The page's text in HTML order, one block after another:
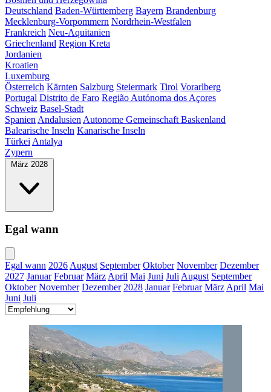
Deutschland Baden-Württemberg Bayern Brandenburg
Mecklenburg-Vorpommern Nordrhein-Westfalen
Frankreich Neu-Aquitanien
Griechenland Region Kreta
Jordanien
Kroatien
Luxemburg
Österreich Kärnten Salzburg Steiermark Tirol Vorarlberg
Portugal Distrito de Faro Região Autónoma dos Açores
Schweiz Basel-Stadt
Spanien Andalusien Autonome Gemeinschaft Baskenland
Balearische Inseln Kanarische Inseln
Türkei Antalya
Zypern
März 2028
Egal wann
Egal wann 2026 August September Oktober November Dezember
2027 Januar Februar März April Mai Juni Juli August September
Oktober November Dezember 2028 Januar Februar März April Mai
Juni Juli